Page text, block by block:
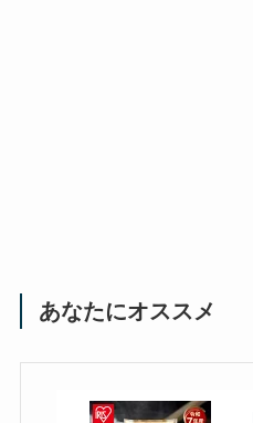
あなたにオススメ